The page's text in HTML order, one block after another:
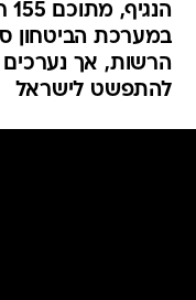
במערכת הביטחון
הרשות, אך
להתפשט לישראל